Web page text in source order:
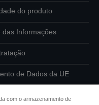
do produto
das Informações
de Dados da UE
com o armazenamento de